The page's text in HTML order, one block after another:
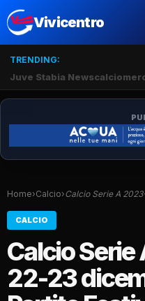
Vivicentro
TRENDING:
Juve Stabia News
Home›Calcio›Calcio Serie A
CALCIO
Calcio
22-23